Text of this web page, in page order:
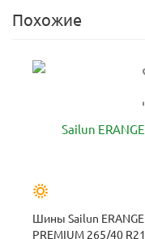
Похожие
Шины Sailun ERANGE
PREMIUM 265/40 R21